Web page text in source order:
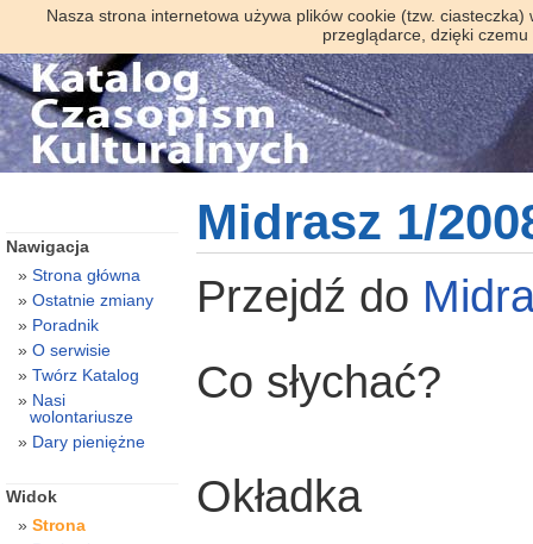
Nasza strona internetowa używa plików cookie (tzw.
przeglądarce, dzięki
Midrasz 1/
Przejdź do
Co słychać?
Okładka
Nawigacja
Strona główna
Ostatnie zmiany
Poradnik
O serwisie
Twórz Katalog
Nasi
wolontariusze
Dary pieniężne
Widok
Strona